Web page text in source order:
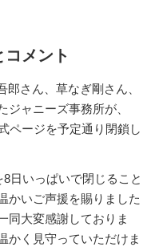
メント
さん、草なぎ剛さん、
ャニーズ事務所が、
ページを予定通り閉鎖し
日いっぱいで閉じること
かいご声援を賜りました
同大変感謝しておりま
かく見守っていただけま